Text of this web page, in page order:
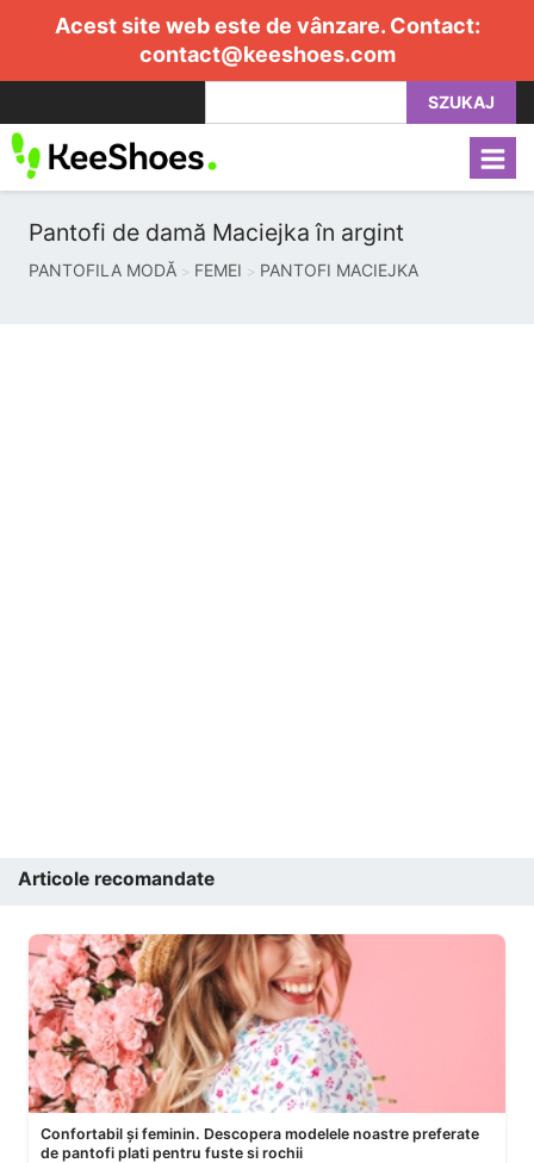
Acest site web este de vânzare. Contact:
contact@keeshoes.com
SZUKAJ
Pantofi de damă Maciejka în argint
PANTOFILA MODĂ FEMEI PANTOFI MACIEJKA
Articole recomandate
Confortabil și feminin. Descopera modelele noastre preferate
de pantofi plati pentru fuste si rochii